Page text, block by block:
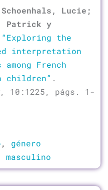
Schoenhals, Lucie;
Patrick y
“Exploring the
interpretation
French
children” .
, 10:1225, págs. 1-
, género
masculino